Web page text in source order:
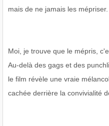
mais de ne jamais les mépriser.
Moi, je trouve que le mépris,
Au-delà des gags et des
le film révèle une vraie
cachée derrière la convivialité